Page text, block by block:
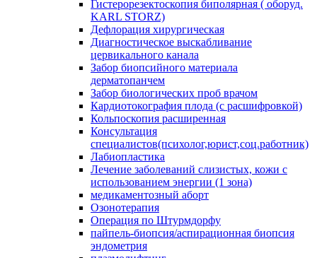
Гистерорезектоскопия биполярная ( оборуд.
KARL STORZ)
Дефлорация хирургическая
Диагностическое выскабливание
цервикального канала
Забор биопсийного материала
дерматопанчем
Забор биологических проб врачом
Кардиотокография плода (с расшифровкой)
Кольпоскопия расширенная
Консультация
специалистов(психолог,юрист,соц.работник)
Лабиопластика
Лечение заболеваний слизистых, кожи с
использованием энергии (1 зона)
медикаментозный аборт
Озонотерапия
Операция по Штурмдорфу
пайпель-биопсия/аспирационная биопсия
эндометрия